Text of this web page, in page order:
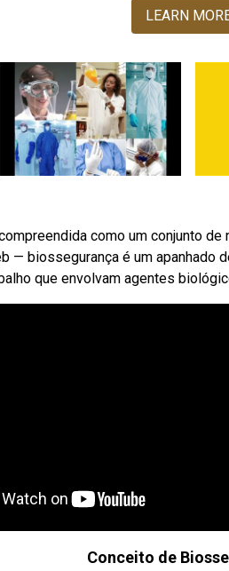
LEARN
como um conjunto
— biossegurança é um apanhado
que envolvam agentes
Conceito de